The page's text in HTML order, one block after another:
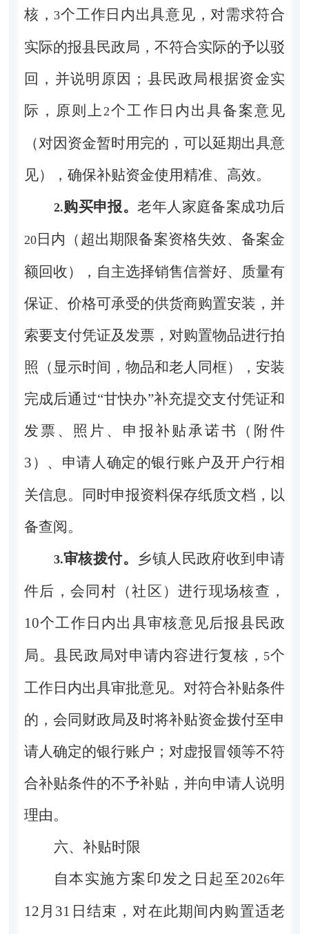
核，3个工作日内出具意见，对需求符合
实际的报县民政局 ，不符合实际的予以驳
回，并说明原因；县民政 局根据资金实
际，原则上 2个工作日内出具备案意见
（对因资金暂时用完的，可以延期出具意
见），确保补贴资金使用精准、高效。
2.购买申报。老年人家庭备案成功后
20日内（超出期限备案资格失效、备案金
额回收），自主选择销售信誉好、质量有
保证、价格可承受的供货商购置安装，并
索要支付凭证及发票，对购置物品进行拍
照（显示时间 ，物品和老人同框），安装
完成后通过“甘快办”补充提交支付凭证和
发票、照片、申报补贴承诺书（附件
3 ）、申请人确定的银行账户及开户行相
关信息。
同时申报资料保存纸质文档，以
备查阅。
3.审核拨付。
乡镇人民政府收到申请
件后，会同村（社区）进行现场核查，
10个工作日内出具审核意见后报县民政
局。县民政 局对申请内容进行复核， 5个
工作日内出具审批意见。对符合补贴条件
的，会同财政局及时将补贴资金拨付至申
请人确定的银行账户；对虚报冒领等不符
合补贴条件的不予补贴，并向申请人说明
理由。
六、补贴时限
自本实施方案印发之日起至2026年
12 月 31 日结束，对在此期间内购置适老